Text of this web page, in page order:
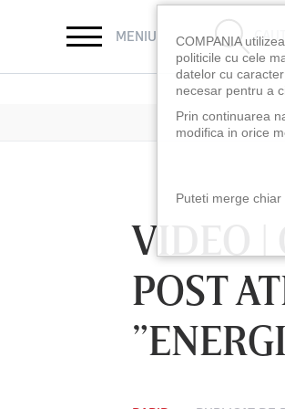
MENIU
VIDEO |
POST
COMPANIA
politicile cu cele
datelor cu
necesar pentru a
Prin continuarea
modifica in orice
Puteti merge